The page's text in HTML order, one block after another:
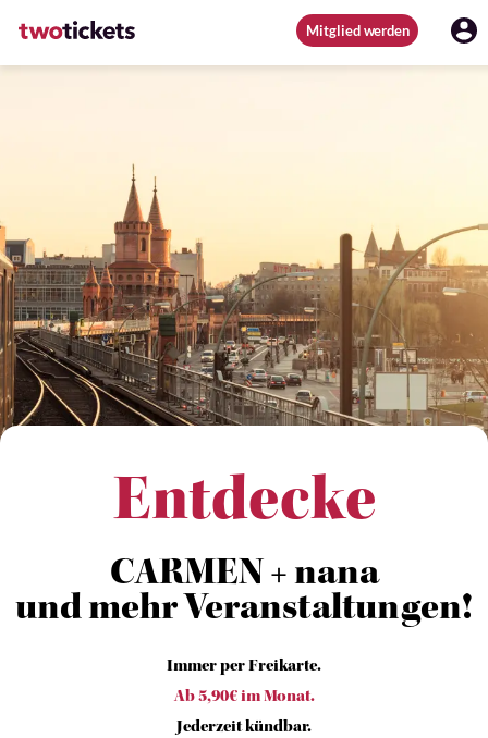
Mitglied werden
Entdecke
CARMEN + nana
und mehr Veranstaltungen!
Immer per Freikarte.
Ab 5,90€ im Monat.
Jederzeit kündbar.